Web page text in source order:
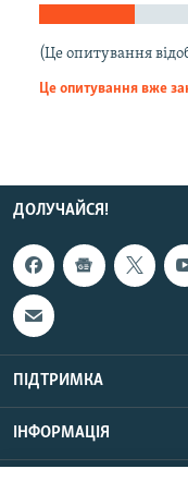
ФОТО
СПЕЦПРОЄКТИ
КРИМ РЕАЛІЇ
РУС
УКР
КТАТ
ДОЛУЧАЙСЯ!
(Це опитування
Це опитування вже
ДОЛУЧАЙСЯ!
ПІДТРИМКА
ІНФОРМАЦІЯ